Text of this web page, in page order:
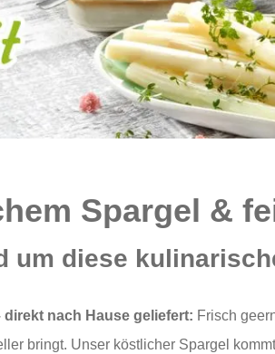
Spargel &
um diese
direkt nach Hause geliefert: Frisch
bringt. Unser köstlicher Spargel